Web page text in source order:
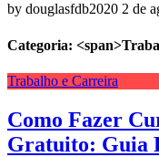
by douglasfdb2020 2 de
Categoria:
Trabalho e Carreira
Como Fazer
Gratuito: Guia